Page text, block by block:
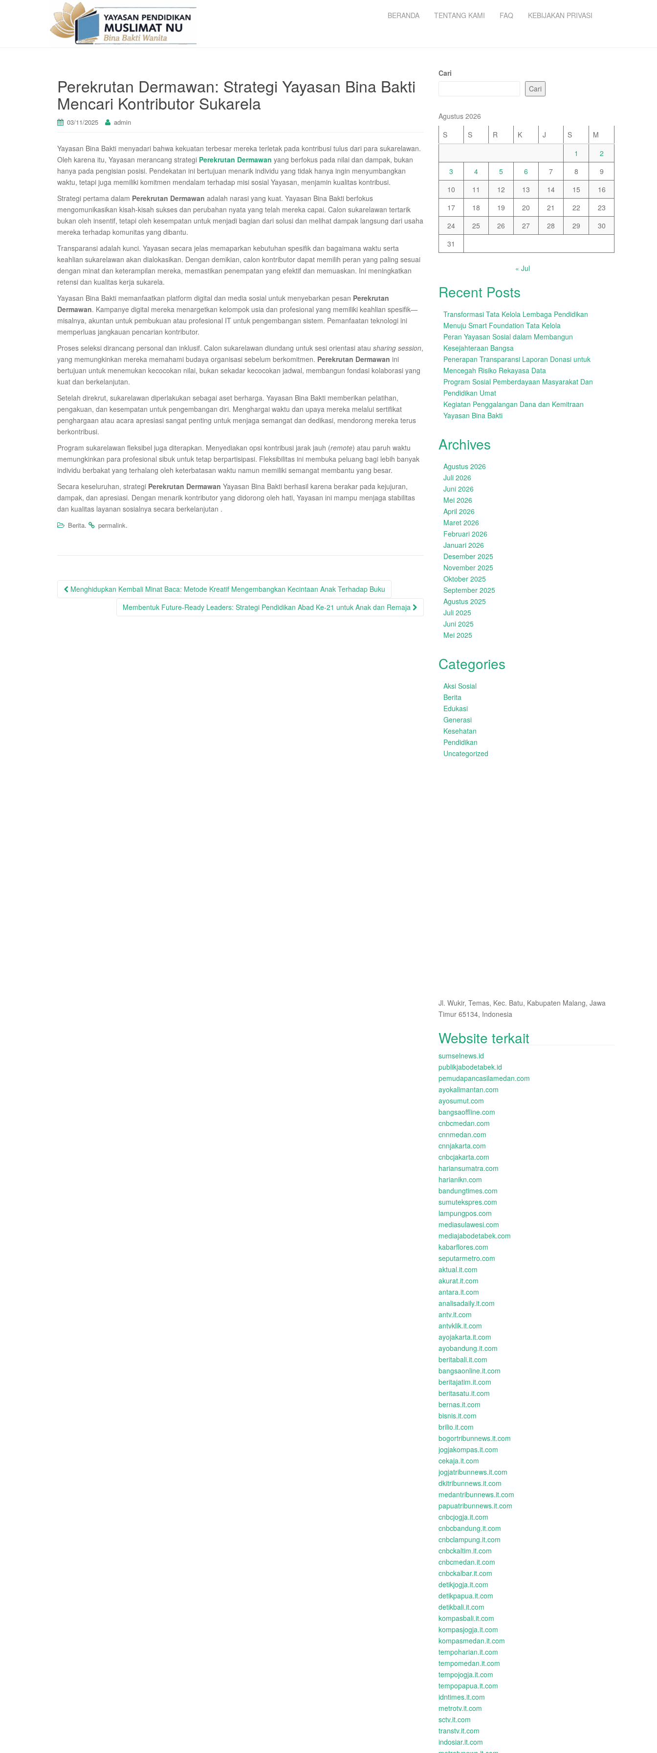
BERANDA TENTANG KAMI FAQ KEBIJAKAN PRIVASI
Perekrutan Dermawan: Strategi Yayasan Bina Bakti
Mencari Kontributor Sukarela
03/11/2025 admin
Yayasan Bina Bakti menyadari bahwa kekuatan terbesar mereka terletak pada kontribusi tulus dari para sukarelawan.
Oleh karena itu, Yayasan merancang strategi Perekrutan Dermawan yang berfokus pada nilai dan dampak, bukan
hanya pada pengisian posisi. Pendekatan ini bertujuan menarik individu yang tidak hanya ingin menyumbangkan
waktu, tetapi juga memiliki komitmen mendalam terhadap misi sosial Yayasan, menjamin kualitas kontribusi.
Strategi pertama dalam Perekrutan Dermawan adalah narasi yang kuat. Yayasan Bina Bakti berfokus
mengomunikasikan kisah-kisah sukses dan perubahan nyata yang telah mereka capai. Calon sukarelawan tertarik
bukan oleh insentif, tetapi oleh kesempatan untuk menjadi bagian dari solusi dan melihat dampak langsung dari usaha
mereka terhadap komunitas yang dibantu.
Transparansi adalah kunci. Yayasan secara jelas memaparkan kebutuhan spesifik dan bagaimana waktu serta
keahlian sukarelawan akan dialokasikan. Dengan demikian, calon kontributor dapat memilih peran yang paling sesuai
dengan minat dan keterampilan mereka, memastikan penempatan yang efektif dan memuaskan. Ini meningkatkan
retensi dan kualitas kerja sukarela.
Yayasan Bina Bakti memanfaatkan platform digital dan media sosial untuk menyebarkan pesan Perekrutan
Dermawan. Kampanye digital mereka menargetkan kelompok usia dan profesional yang memiliki keahlian spesifik—
misalnya, akuntan untuk pembukuan atau profesional IT untuk pengembangan sistem. Pemanfaatan teknologi ini
memperluas jangkauan pencarian kontributor.
Proses seleksi dirancang personal dan inklusif. Calon sukarelawan diundang untuk sesi orientasi atau sharing session,
yang memungkinkan mereka memahami budaya organisasi sebelum berkomitmen. Perekrutan Dermawan ini
bertujuan untuk menemukan kecocokan nilai, bukan sekadar kecocokan jadwal, membangun fondasi kolaborasi yang
kuat dan berkelanjutan.
Setelah direkrut, sukarelawan diperlakukan sebagai aset berharga. Yayasan Bina Bakti memberikan pelatihan,
pengakuan, dan kesempatan untuk pengembangan diri. Menghargai waktu dan upaya mereka melalui sertifikat
penghargaan atau acara apresiasi sangat penting untuk menjaga semangat dan dedikasi, mendorong mereka terus
berkontribusi.
Program sukarelawan fleksibel juga diterapkan. Menyediakan opsi kontribusi jarak jauh (remote) atau paruh waktu
memungkinkan para profesional sibuk untuk tetap berpartisipasi. Fleksibilitas ini membuka peluang bagi lebih banyak
individu berbakat yang terhalang oleh keterbatasan waktu namun memiliki semangat membantu yang besar.
Secara keseluruhan, strategi Perekrutan Dermawan Yayasan Bina Bakti berhasil karena berakar pada kejujuran,
dampak, dan apresiasi. Dengan menarik kontributor yang didorong oleh hati, Yayasan ini mampu menjaga stabilitas
dan kualitas layanan sosialnya secara berkelanjutan .
Berita. permalink.
Post
Menghidupkan Kembali Minat Baca: Metode Kreatif Mengembangkan Kecintaan Anak Terhadap Buku
Membentuk Future-Ready Leaders: Strategi Pendidikan Abad Ke-21 untuk Anak dan Remaja
Cari
Cari
Agustus 2026
S
S R K J S
M
1
2
3
4 5 6 7 8
9
10
11 12 13 14 15
16
17
18 19 20 21 22
23
24
25 26 27 28 29
30
31
« Jul
Recent Posts
Transformasi Tata Kelola Lembaga Pendidikan
Menuju Smart Foundation Tata Kelola
Peran Yayasan Sosial dalam Membangun
Kesejahteraan Bangsa
Penerapan Transparansi Laporan Donasi untuk
Mencegah Risiko Rekayasa Data
Program Sosial Pemberdayaan Masyarakat Dan
Pendidikan Umat
Kegiatan Penggalangan Dana dan Kemitraan
Yayasan Bina Bakti
Archives
Agustus 2026
Juli 2026
Juni 2026
Mei 2026
April 2026
Maret 2026
Februari 2026
Januari 2026
Desember 2025
November 2025
Oktober 2025
September 2025
Agustus 2025
Juli 2025
Juni 2025
Mei 2025
Categories
Aksi Sosial
Berita
Edukasi
Generasi
Kesehatan
Pendidikan
Uncategorized
Jl. Wukir, Temas, Kec. Batu, Kabupaten Malang, Jawa
Timur 65134, Indonesia
Website terkait
sumselnews.id
publikjabodetabek.id
pemudapancasilamedan.com
ayokalimantan.com
ayosumut.com
bangsaoffline.com
cnbcmedan.com
cnnmedan.com
cnnjakarta.com
cnbcjakarta.com
hariansumatra.com
harianikn.com
bandungtimes.com
sumutekspres.com
lampungpos.com
mediasulawesi.com
mediajabodetabek.com
kabarflores.com
seputarmetro.com
aktual.it.com
akurat.it.com
antara.it.com
analisadaily.it.com
antv.it.com
antvklik.it.com
ayojakarta.it.com
ayobandung.it.com
beritabali.it.com
bangsaonline.it.com
beritajatim.it.com
beritasatu.it.com
bernas.it.com
bisnis.it.com
brilio.it.com
bogortribunnews.it.com
jogjakompas.it.com
cekaja.it.com
jogjatribunnews.it.com
dkitribunnews.it.com
medantribunnews.it.com
papuatribunnews.it.com
cnbcjogja.it.com
cnbcbandung.it.com
cnbclampung.it.com
cnbckaltim.it.com
cnbcmedan.it.com
cnbckalbar.it.com
detikjogja.it.com
detikpapua.it.com
detikbali.it.com
kompasbali.it.com
kompasjogja.it.com
kompasmedan.it.com
tempoharian.it.com
tempomedan.it.com
tempojogja.it.com
tempopapua.it.com
idntimes.it.com
metrotv.it.com
sctv.it.com
transtv.it.com
indosiar.it.com